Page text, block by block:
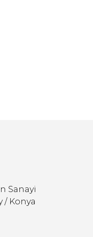
Sanayi
/ Konya